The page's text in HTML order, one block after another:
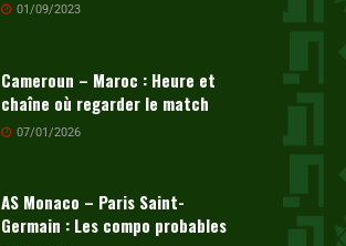
01/09/2023
Cameroun – Maroc : Heure et
chaîne où regarder le match
07/01/2026
AS Monaco – Paris Saint-
Germain : Les compo probables